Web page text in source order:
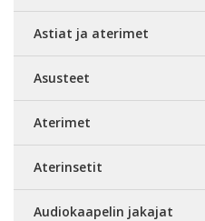
Astiat ja aterimet
Asusteet
Aterimet
Aterinsetit
Audiokaapelin jakajat